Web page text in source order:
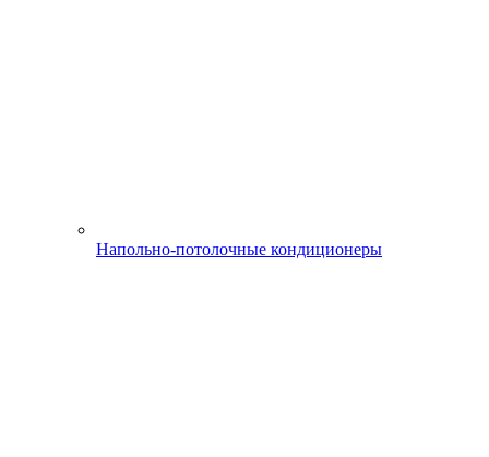
Напольно-потолочные кондиционеры